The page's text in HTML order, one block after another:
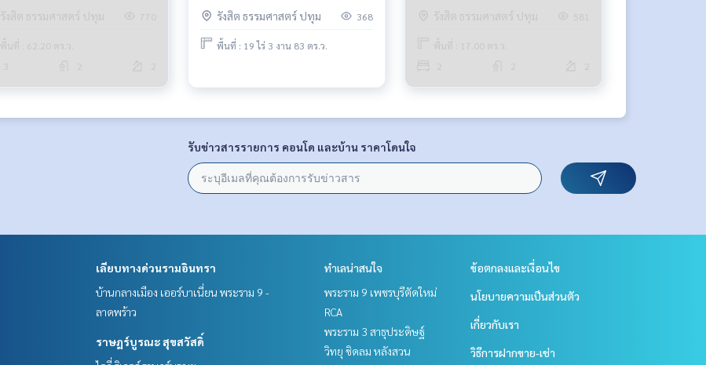
รังสิต ธรรมศาสตร์ ปทุม
770
พื้นที่ : 62.20 ตร.ว.
รังสิต ธรรมศาสตร์ ปทุม 368
พื้นที่ : 19 ไร่ 3 งาน 83 ตร.ว.
รังสิต ธรรมศาสตร์ ปทุม
581
พื้นที่ : 17.00 ตร.ว.
รับข่าวสารรายการ คอนโด และบ้าน ราคาโดนใจ
เลียบทางด่วนรามอินทรา
บ้านกลางเมือง เออร์บาเนี่ยน พระราม 9 -
ลาดพร้าว
ราษฎร์บูรณะ สุขสวัสดิ์
ทำเลน่าสนใจ
พระราม 9 เพชรบุรีตัดใหม่
RCA
พระราม 3 สาธุประดิษฐ์
วิทยุ ชิดลม หลังสวน
ข้อตกลงและเงื่อนไข
นโยบายความเป็นส่วนตัว
เกี่ยวกับเรา
วิธีการฝากขาย-เช่า